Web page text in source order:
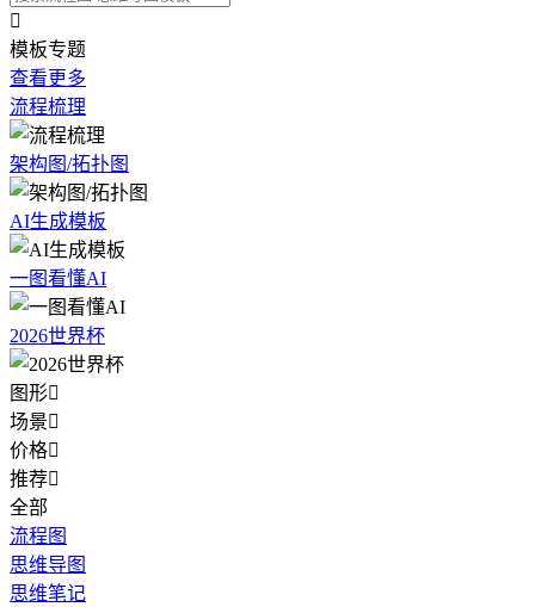

模板专题
查看更多
流程梳理
架构图/拓扑图
AI生成模板
一图看懂AI
2026世界杯
图形
场景
价格
推荐
全部
流程图
思维导图
思维笔记